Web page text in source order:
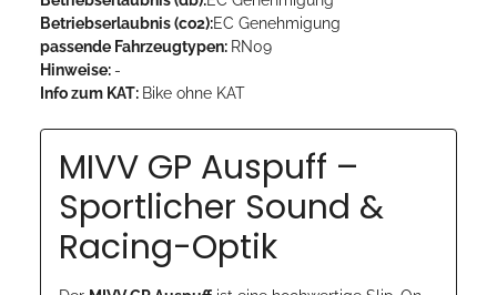
Betriebserlaubnis (co2):EC Genehmigung
passende Fahrzeugtypen: RN09
Hinweise: -
Info zum KAT: Bike ohne KAT
MIVV GP Auspuff –
Sportlicher Sound &
Racing-Optik